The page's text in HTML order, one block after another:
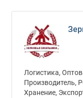
Логистика,
Производитель,
Хранение,